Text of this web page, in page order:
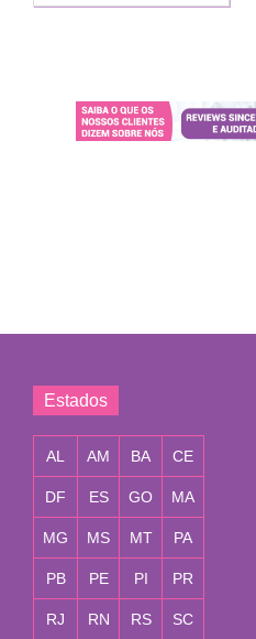
Estados
AL AM BA CE
DF ES GO MA
MG MS MT PA
PB PE PI PR
RJ RN RS SC